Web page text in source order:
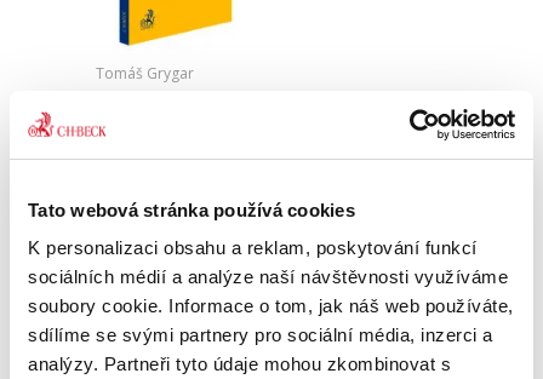
Tato webová stránka používá cookies
K personalizaci obsahu a reklam, poskytování funkcí
sociálních médií a analýze naší návštěvnosti využíváme
soubory cookie. Informace o tom, jak náš web používáte,
sdílíme se svými partnery pro sociální média, inzerci a
analýzy. Partneři tyto údaje mohou zkombinovat s
Tomáš Grygar
550,00 Kč
advokátům, akademikům, soudcům správních
soudů nebo pracovníkům správních úřadů
všech druhů a stupňů. Představuje...
Právní regulace